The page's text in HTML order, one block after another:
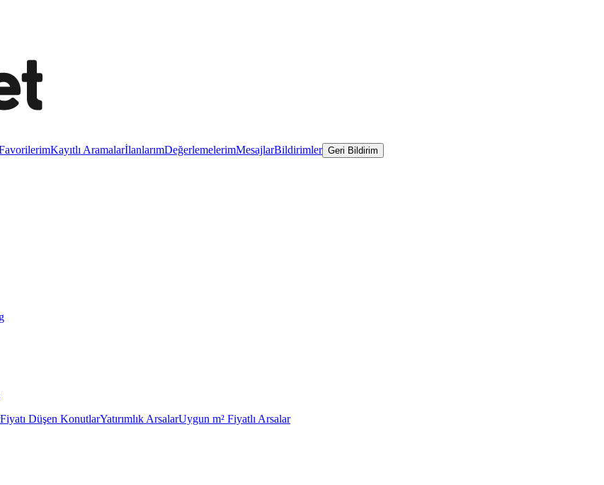
Kayıtlı AramalarİlanlarımDeğerlemelerimMesajlarBildirimler Geri Bildirim
Fiyatı Düşen KonutlarYatırımlık ArsalarUygun m² Fiyatlı Arsalar